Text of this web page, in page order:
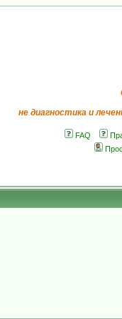
не диагностика и
FAQ